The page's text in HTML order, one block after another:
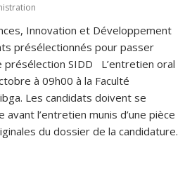
Innovation et Développement
présélectionnés pour passer
SIDD L’entretien oral
à 09h00 à la Faculté
Les candidats doivent se
l’entretien munis d’une pièce
du dossier de la candidature.